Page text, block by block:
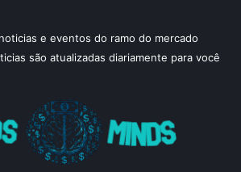
e eventos do ramo do mercado
são atualizadas diariamente para você